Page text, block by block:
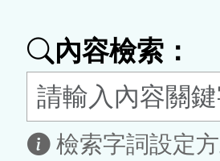
按
鈕
區
內容檢索：
檢索字詞設定